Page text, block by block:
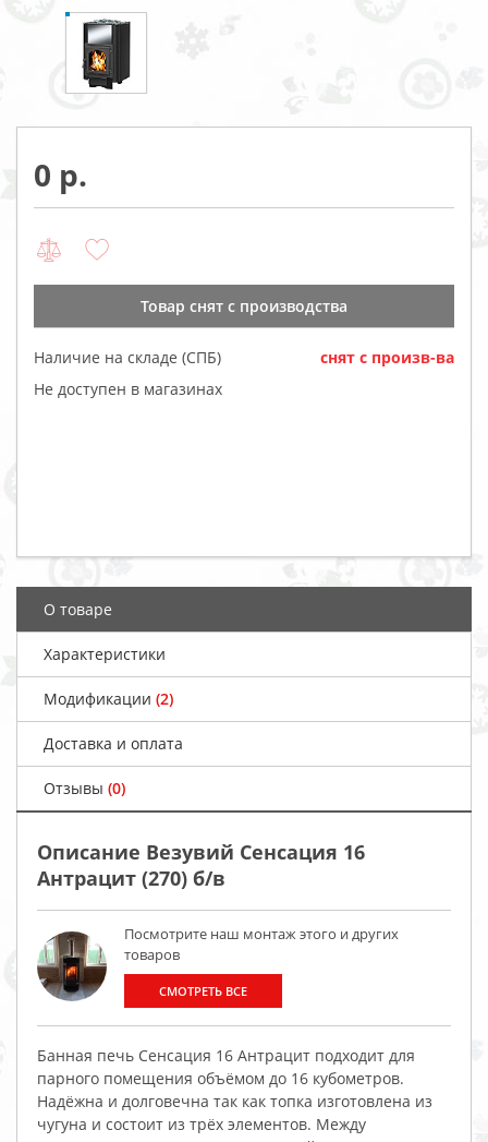
0
Товар cнят с производства
Наличие на складе (СПБ)
cнят с произв-ва
Не доступен в магазинах
О товаре
Характеристики
Модификации (2)
Доставка и оплата
Отзывы (0)
Описание Везувий Сенсация 16
Антрацит (270) б/в
Посмотрите наш монтаж этого и других
товаров
СМОТРЕТЬ ВСЕ
Банная печь Сенсация 16 Антрацит подходит для
парного помещения объёмом до 16 кубометров.
Надёжна и долговечна так как топка изготовлена из
чугуна и состоит из трёх элементов. Между